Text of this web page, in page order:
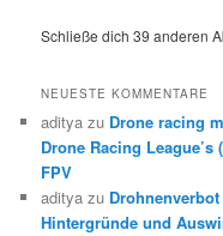
Schließe dich 39 anderen
NEUESTE KOMMENTARE
aditya zu Drone racing
Drone Racing
FPV
aditya zu
Hintergründe und